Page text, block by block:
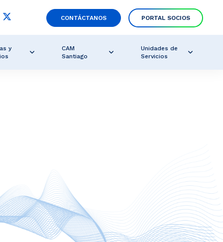
CONTÁCTANOS PORTAL SOCIOS
y
CAM
Santiago
Unidades de
Servicios